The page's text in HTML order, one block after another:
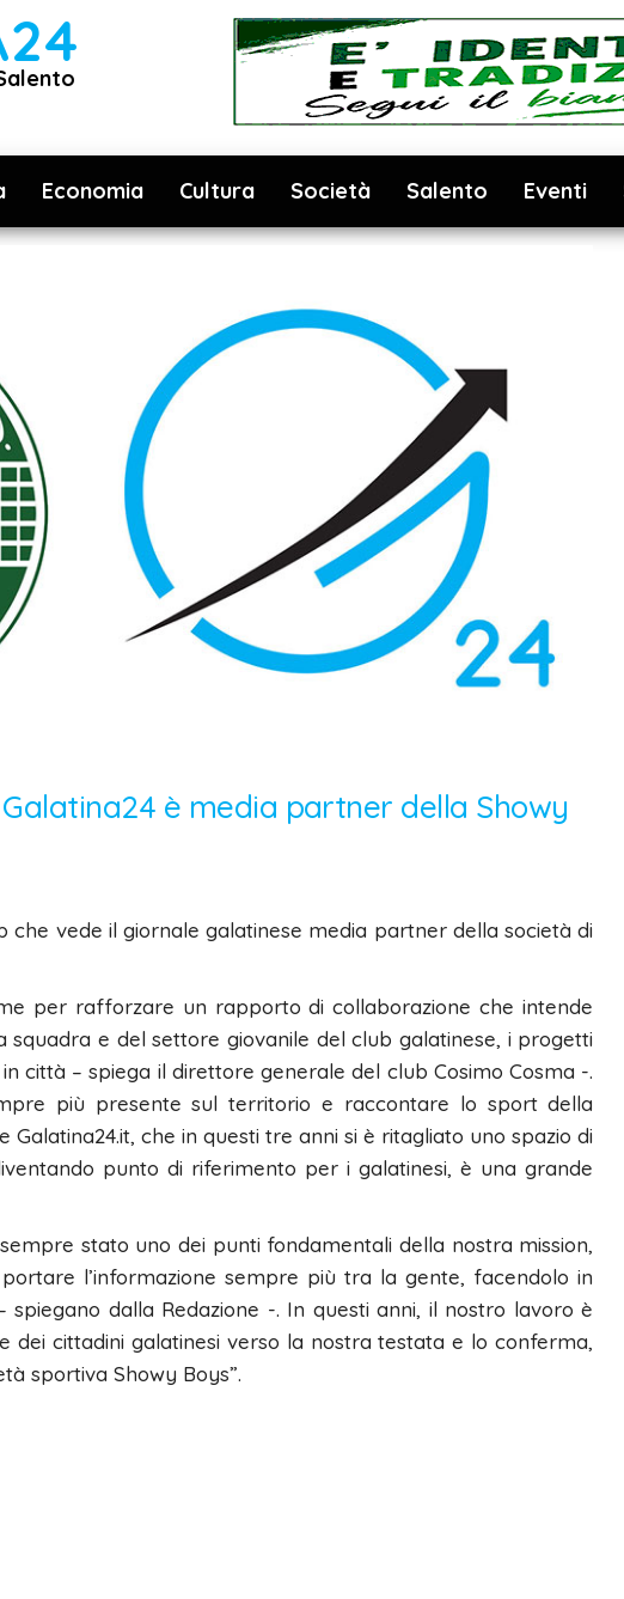
Economia Cultura Società Salento Eventi
è media partner della Showy
che vede il giornale galatinese media partner della società di
per rafforzare un rapporto di collaborazione che intende
e del settore giovanile del club galatinese, i progetti
città – spiega il direttore generale del club Cosimo Cosma -.
più presente sul territorio e raccontare lo sport della
che in questi tre anni si è ritagliato uno spazio di
punto di riferimento per i galatinesi, è una grande
stato uno dei punti fondamentali della nostra mission,
l’informazione sempre più tra la gente, facendolo in
spiegano dalla Redazione -. In questi anni, il nostro lavoro è
dei cittadini galatinesi verso la nostra testata e lo conferma,
sportiva Showy Boys”.